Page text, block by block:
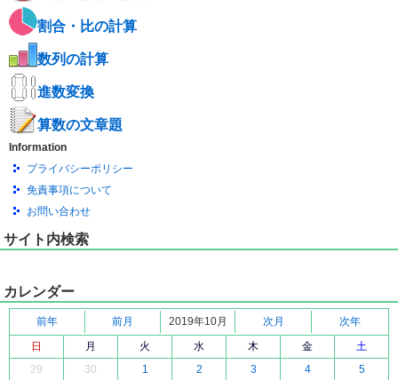
割合・比の計算
数列の計算
進数変換
算数の文章題
Information
プライバシーポリシー
免責事項について
お問い合わせ
サイト内検索
カレンダー
前年 前月 2019年10月 次月
次年
日
月 火 水 木 金
土
29
30 1 2 3 4 5